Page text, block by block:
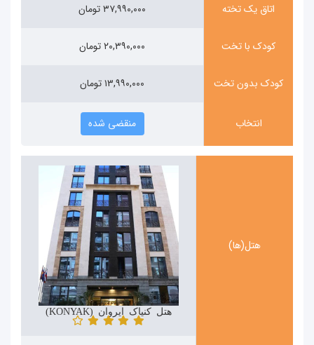
اتاق یک تخته ۳۷,۹۹۰,۰۰۰ تومان
کودک با تخت ۲۰,۳۹۰,۰۰۰ تومان
کودک بدون تخت ۱۳,۹۹۰,۰۰۰ تومان
انتخاب منقضی شده
هتل(ها)
هتل کنیاک ایروان (KONYAK)